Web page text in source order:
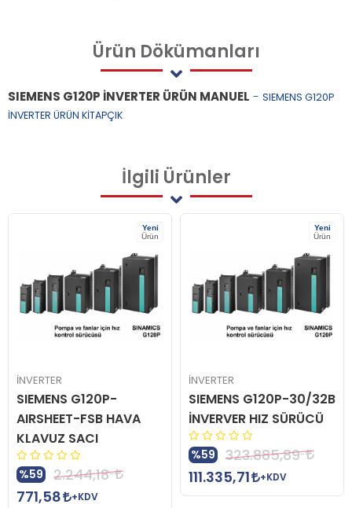
Ürün Dökümanları
SIEMENS G120P İNVERTER ÜRÜN MANUEL - SIEMENS G120P
İNVERTER ÜRÜN KİTAPÇIK
İlgili Ürünler
Yeni
Ürün
İNVERTER
SIEMENS G120P-
AIRSHEET-FSB HAVA
KLAVUZ SACI
%59
2.244,18
771,58
+KDV
Yeni
Ürün
İNVERTER
SIEMENS G120P-30/32B
İNVERVER HIZ SÜRÜCÜ
%59
323.885,89
111.335,71
+KDV